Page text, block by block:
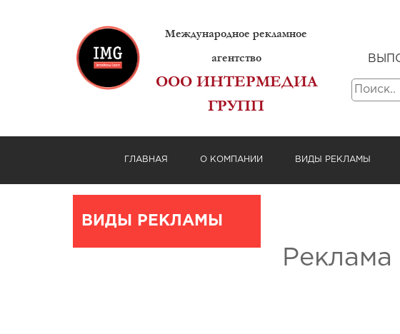
Международное рекламное
агентство
ООО ИНТЕРМЕДИА
ГРУПП
ГЛАВНАЯ О КОМПАНИИ ВИДЫ РЕКЛАМЫ
ВИДЫ РЕКЛАМЫ